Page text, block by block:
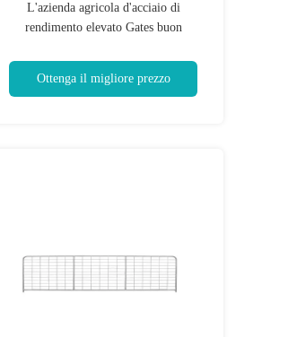
L'azienda agricola d'acciaio di
rendimento elevato Gates buon
Ottenga il migliore prezzo